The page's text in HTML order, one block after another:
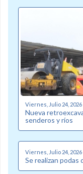
Viernes, Julio 24, 2026
Nueva
senderos y ríos
Viernes, Julio 24, 2026
Se realizan podas